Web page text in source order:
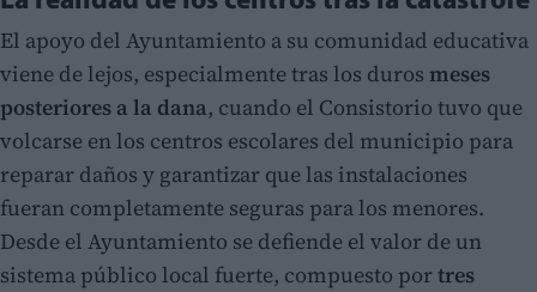
El apoyo del Ayuntamiento a su comunidad educativa
viene de lejos, especialmente tras los duros meses
posteriores a la dana, cuando el Consistorio tuvo que
volcarse en los centros escolares del municipio para
reparar daños y garantizar que las instalaciones
fueran completamente seguras para los menores.
Desde el Ayuntamiento se defiende el valor de un
sistema público local fuerte, compuesto portres